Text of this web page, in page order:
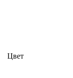
Цвет